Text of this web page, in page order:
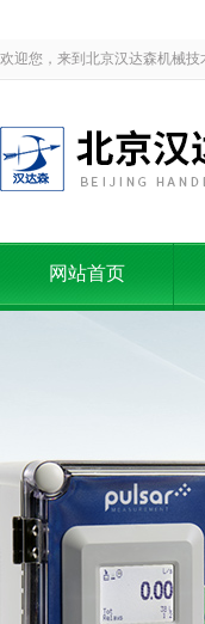
欢迎您，来到北京汉达森机械技
网站首页